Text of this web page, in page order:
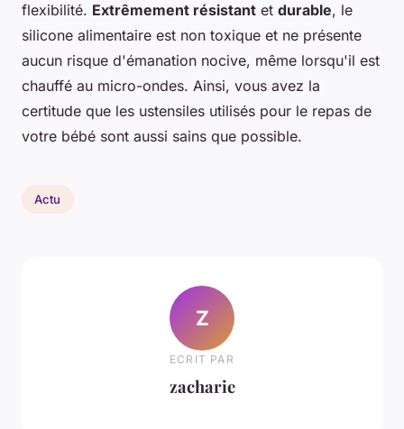
flexibilité. Extrêmement résistant et durable, le
silicone alimentaire est non toxique et ne présente
aucun risque d'émanation nocive, même lorsqu'il est
chauffé au micro-ondes. Ainsi, vous avez la
certitude que les ustensiles utilisés pour le repas de
votre bébé sont aussi sains que possible.
Actu
Z
ECRIT PAR
zacharie